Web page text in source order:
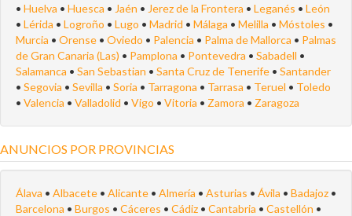
• Huelva • Huesca • Jaén • Jerez de la Frontera • Leganés • León
• Lérida • Logroño • Lugo • Madrid • Málaga • Melilla • Móstoles •
Murcia • Orense • Oviedo • Palencia • Palma de Mallorca • Palmas
de Gran Canaria (Las) • Pamplona • Pontevedra • Sabadell •
Salamanca • San Sebastian • Santa Cruz de Tenerife • Santander
• Segovia • Sevilla • Soria • Tarragona • Tarrasa • Teruel • Toledo
• Valencia • Valladolid • Vigo • Vitoria • Zamora • Zaragoza
ANUNCIOS POR PROVINCIAS
Álava • Albacete • Alicante • Almería • Asturias • Ávila • Badajoz •
Barcelona • Burgos • Cáceres • Cádiz • Cantabria • Castellón •